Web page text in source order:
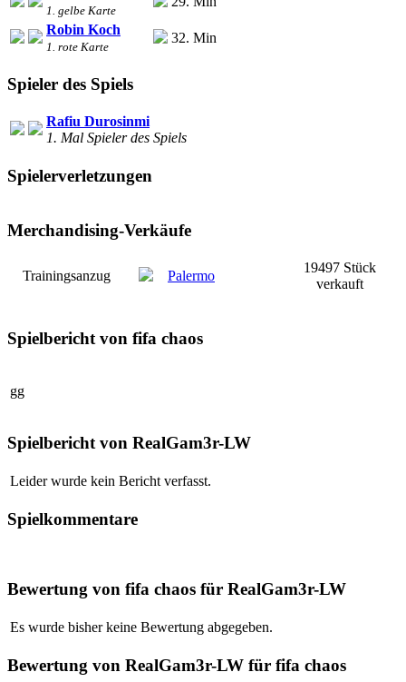
1. gelbe Karte
Robin Koch
1. rote Karte
32. Min
Spieler des Spiels
Rafiu Durosinmi
1. Mal Spieler des Spiels
Spielerverletzungen
Merchandising-Verkäufe
Trainingsanzug Palermo
19497 Stück
verkauft
Spielbericht von fifa chaos
gg
Spielbericht von RealGam3r-LW
Leider wurde kein Bericht verfasst.
Spielkommentare
Bewertung von fifa chaos für RealGam3r-LW
Es wurde bisher keine Bewertung abgegeben.
Bewertung von RealGam3r-LW für fifa chaos